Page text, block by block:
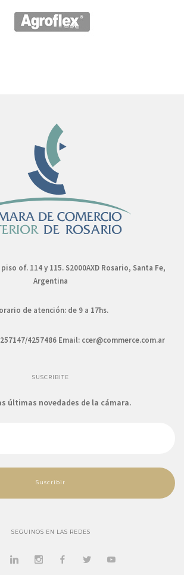
of. 114 y 115. S2000AXD Rosario, Santa Fe,
Argentina
de atención: de 9 a 17hs.
4257486 Email: ccer@commerce.com.ar
SUSCRIBITE
últimas novedades de la cámara.
Suscribir
SEGUINOS EN LAS REDES